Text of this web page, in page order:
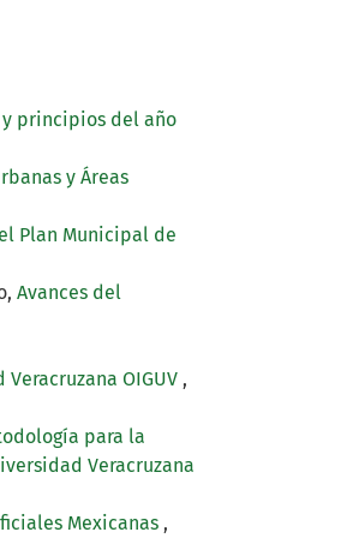
y principios del año
y Áreas
Plan Municipal de
Avances del
OIGUV ,
para la
Veracruzana
Mexicanas ,